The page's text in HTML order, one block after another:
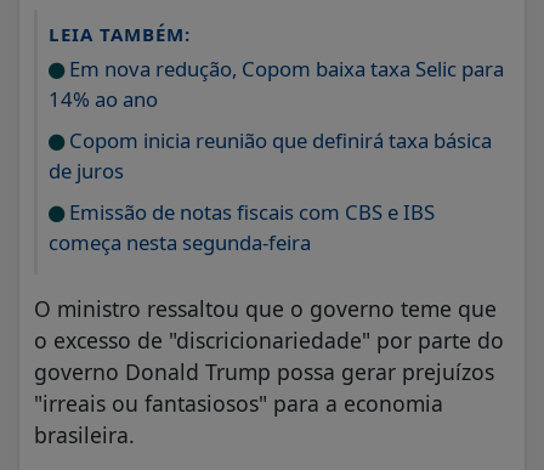
LEIA TAMBÉM:
Em nova redução, Copom baixa taxa Selic para
14% ao ano
Copom inicia reunião que definirá taxa básica
de juros
Emissão de notas fiscais com CBS e IBS
começa nesta segunda-feira
O ministro ressaltou que o governo teme que
o excesso de "discricionariedade" por parte do
governo Donald Trump possa gerar prejuízos
"irreais ou fantasiosos" para a economia
brasileira.